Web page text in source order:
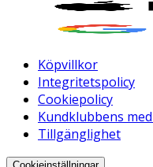
Köpvillkor
Integritetspolicy
Cookiepolicy
Kundklubbens
Tillgänglighet